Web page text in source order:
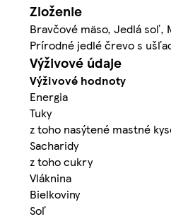
Zloženie
Bravčové mäso, Jedlá soľ,
Prírodné jedlé črevo s
Výživové údaje
Výživové hodnoty
Energia
Tuky
z toho nasýtené mastné
Sacharidy
z toho cukry
Vláknina
Bielkoviny
Soľ